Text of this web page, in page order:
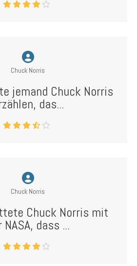
Chuck Norris
jemand Chuck Norris
das...
Chuck Norris
Chuck Norris mit
NASA, dass ...